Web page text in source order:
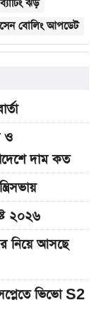
ঝড়
বোলিং আপডেট
ও
দাম কত
২০২৬
নিয়ে আসছে
ভিভো S2